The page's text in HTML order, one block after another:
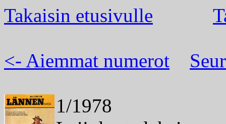
Takaisin etusivulle
<- Aiemmat numerot
1/1978